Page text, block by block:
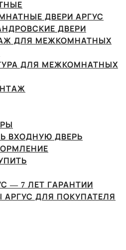
ДВЕРИ АРГУС
ДВЕРИ
ДЛЯ МЕЖКОМНАТНЫХ
ДЛЯ МЕЖКОМНАТНЫХ
ВХОДНУЮ ДВЕРЬ
— 7 ЛЕТ ГАРАНТИИ
АРГУС ДЛЯ ПОКУПАТЕЛЯ